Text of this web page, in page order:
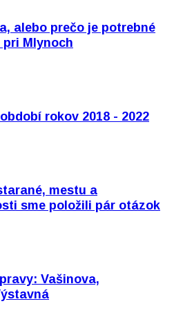
alebo prečo je potrebné
Mlynoch
rokov 2018 - 2022
mestu a
sme položili pár otázok
Vašinova,